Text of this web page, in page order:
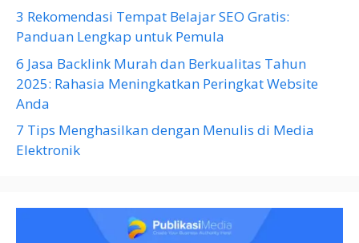
3 Rekomendasi Tempat Belajar SEO Gratis:
Panduan Lengkap untuk Pemula
6 Jasa Backlink Murah dan Berkualitas Tahun
2025: Rahasia Meningkatkan Peringkat Website
Anda
7 Tips Menghasilkan dengan Menulis di Media
Elektronik